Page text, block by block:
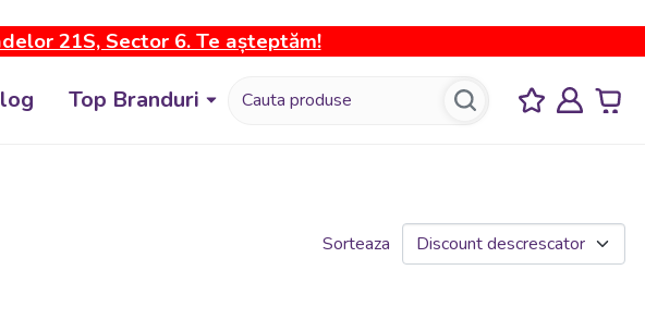
21S, Sector 6. Te așteptăm!
Top Branduri
Sorteaza